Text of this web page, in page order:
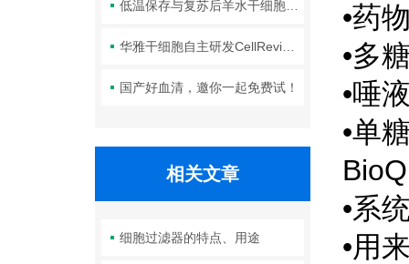
国产好血清，邀你一起免费试！
相关文章
细胞过滤器的特点、用途
•药
•多
•唾
•单
•系
•用